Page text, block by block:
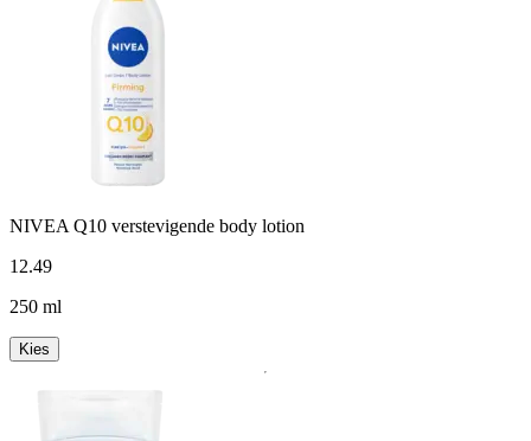
NIVEA Q10 verstevigende body lotion
12.49
250 ml
Kies